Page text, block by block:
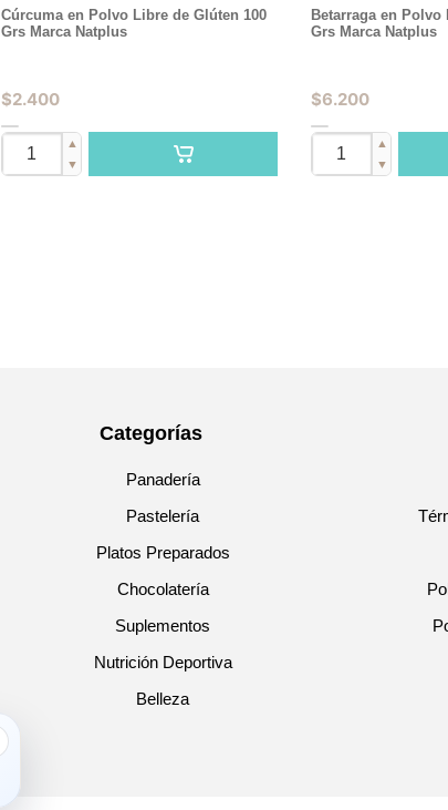
Cúrcuma en Polvo Libre de Glúten 100
Grs Marca Natplus
$2.400
▲
▼
Betarraga en Polvo
Grs Marca Natplus
$6.200
▲
▼
Categorías
Panadería
Pastelería
Platos Preparados
Chocolatería
Suplementos
Nutrición Deportiva
Belleza